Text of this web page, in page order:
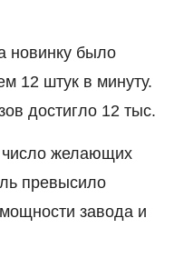
новинку было
12 штук в минуту.
достигло 12 тыс.
число желающих
превысило
завода и